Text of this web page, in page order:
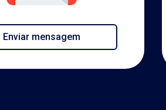
Enviar mensagem